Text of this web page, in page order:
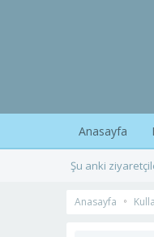
Anasayfa
Şu anki
Anasayfa